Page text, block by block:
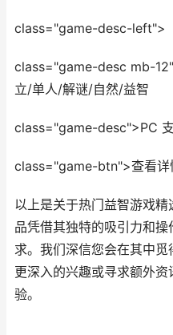
class="game-desc-left">
class="game-desc mb-
立/单人/解谜/自然/益智
class="game-desc">PC
class="game-btn">查看详
以上是关于热门益智游戏
品凭借其独特的吸引力和
求。我们深信您会在其中
更深入的兴趣或寻求额外
验。